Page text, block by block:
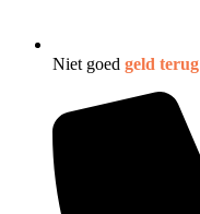
Niet goed geld terug